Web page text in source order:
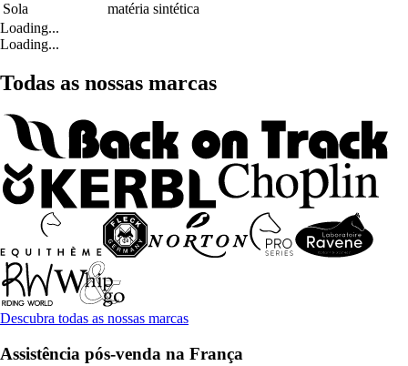
Sola
matéria sintética
Loading...
Loading...
Todas as nossas marcas
Descubra todas as nossas marcas
Assistência pós-venda na França